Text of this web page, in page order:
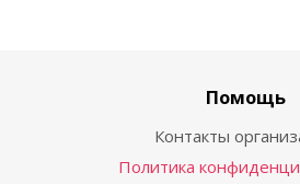
Помощь
Контакты
Политика